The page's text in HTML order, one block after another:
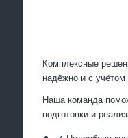
Комплексные
надёжно и с
Наша команда
подготовки и